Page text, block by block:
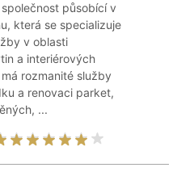
působící v
která se specializuje
v oblasti
a interiérových
rozmanité služby
a renovaci parket,
...